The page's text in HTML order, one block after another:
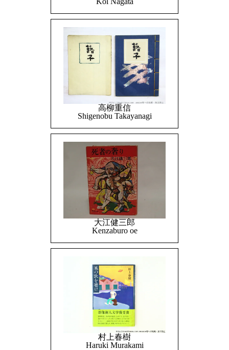
高柳重信
Shigenobu Takayanagi
大江健三郎
Kenzaburo oe
村上春樹
Haruki Murakami